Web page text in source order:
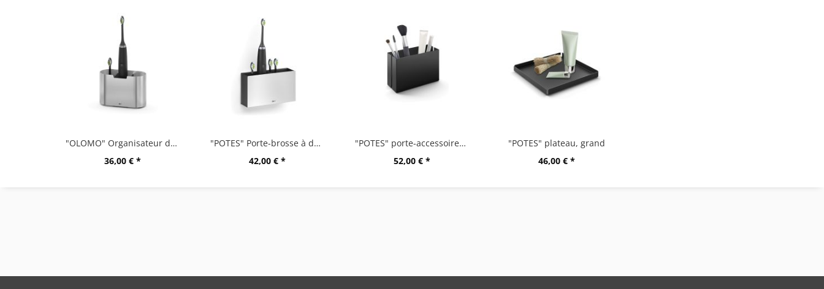
"OLOMO" Organisateur de brosses à dents
36,00 € *
"POTES" Porte-brosse à dents, grand
42,00 € *
"POTES" porte-accessoires, Länge:15 cm
52,00 € *
"POTES" plateau, grand
46,00 € *